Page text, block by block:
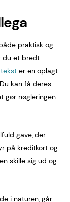
praktisk og
du et bredt
er en oplagt
kan få deres
gør nøgleringen
gave, der
på kreditkort og
skille sig ud og
i naturen, går